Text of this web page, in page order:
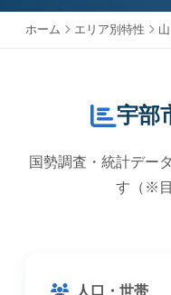
ホーム エリア別特性
宇部
国勢調査・統計デー
す（※目
人口・世帯